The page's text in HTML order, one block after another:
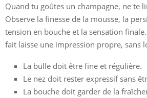
Quand tu goûtes un champagne, ne te
Observe la finesse de la mousse, la
tension en bouche et la sensation
fait laisse une impression propre, sans
La bulle doit être fine et régulière.
Le nez doit rester expressif sans
La bouche doit garder de la